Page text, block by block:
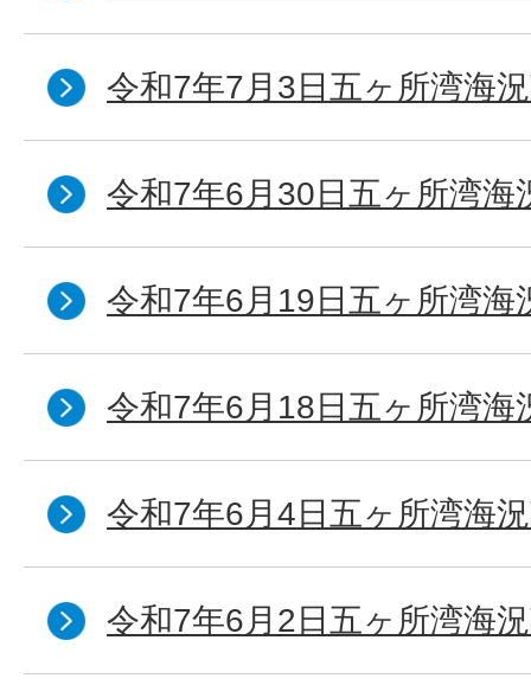
令和7年7月3日五ヶ所湾海
令和7年6月30日五ヶ所湾海
令和7年6月19日五ヶ所湾海
令和7年6月18日五ヶ所湾海
令和7年6月4日五ヶ所湾海
令和7年6月2日五ヶ所湾海